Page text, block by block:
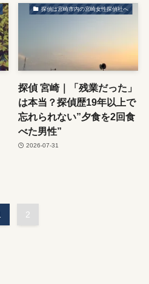
探偵は宮崎市内の宮崎女性探偵社へ
探偵 宮崎｜「残業だった」
は本当？探偵歴19年以上で
忘れられない”夕食を2回食
べた男性”
2026-07-31
2